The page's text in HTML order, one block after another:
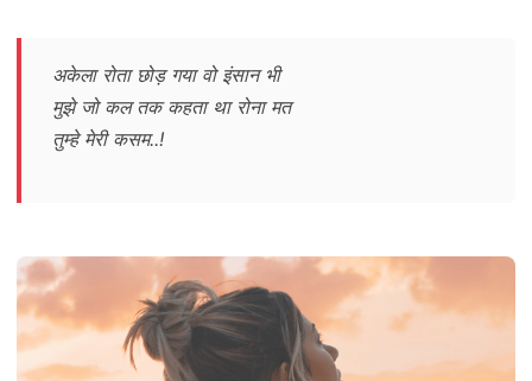
अकेला रोता छोड़ गया वो इंसान भी
मुझे जो कल तक कहता था रोना मत
तुम्हे मेरी कसम..!